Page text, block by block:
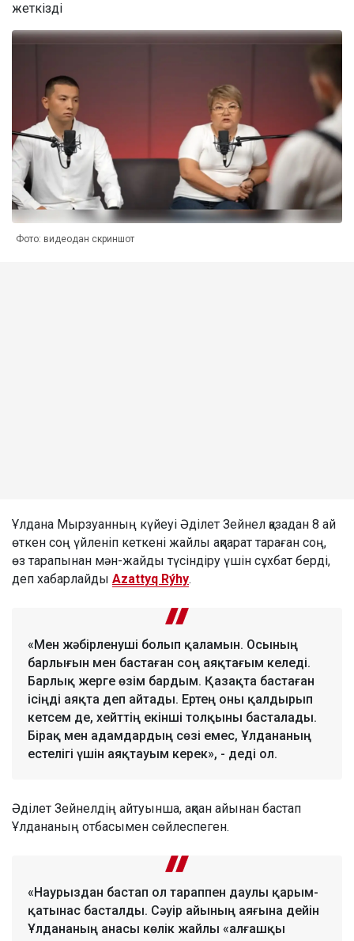
жеткізді
Фото: видеодан скриншот
Ұлдана Мырзуанның күйеуі Әділет Зейнел қазадан 8 ай
өткен соң үйленіп кеткені жайлы ақпарат тараған соң,
өз тарапынан мән-жайды түсіндіру үшін сұхбат берді,
деп хабарлайды Azattyq Rýhy.
«Мен жәбірленуші болып қаламын. Осының
барлығын мен бастаған соң аяқтағым келеді.
Барлық жерге өзім бардым. Қазақта бастаған
ісіңді аяқта деп айтады. Ертең оны қалдырып
кетсем де, хейттің екінші толқыны басталады.
Бірақ мен адамдардың сөзі емес, Ұлдананың
естелігі үшін аяқтауым керек», - деді ол.
Әділет Зейнелдің айтуынша, ақпан айынан бастап
Ұлдананың отбасымен сөйлеспеген.
«Наурыздан бастап ол тараппен даулы қарым-
қатынас басталды. Сәуір айының аяғына дейін
Ұлдананың анасы көлік жайлы «алғашқы